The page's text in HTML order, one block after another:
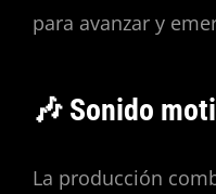
para avanzar y
🎶 Sonido
La producción